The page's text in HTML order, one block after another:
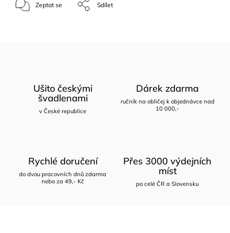
Zeptat se Sdílet
Ušito českými
švadlenami
v České republice
Dárek zdarma
ručník na obličej k objednávce nad
10 000,-
Rychlé doručení
do dvou pracovních dnů zdarma
nebo za 49,- Kč
Přes 3000 výdejních
míst
po celé ČR a Slovensku